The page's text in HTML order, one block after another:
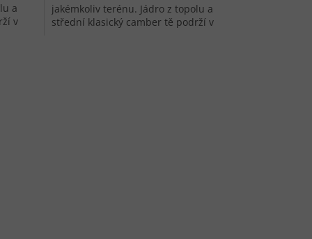
a
v
jakémkoliv terénu. Jádro z topolu a
střední klasický camber tě podrží v